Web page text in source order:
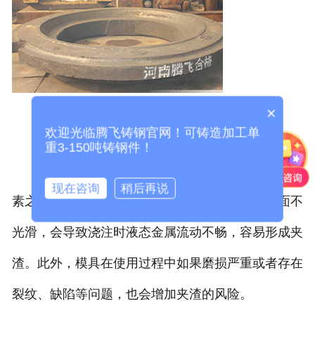
第三，模具设计和制造不合理也是导致夹渣的因
素之一。如果模具的出口设计不合理或者模具表面不
光滑，会导致浇注时液态金属流动不畅，容易形成夹
渣。此外，模具在使用过程中如果磨损严重或者存在
裂纹、缺陷等问题，也会增加夹渣的风险。
×
欢迎光临腾飞铸钢官网！可铸造加工单
重3-150吨铸钢件！
现在咨询 稍后再说